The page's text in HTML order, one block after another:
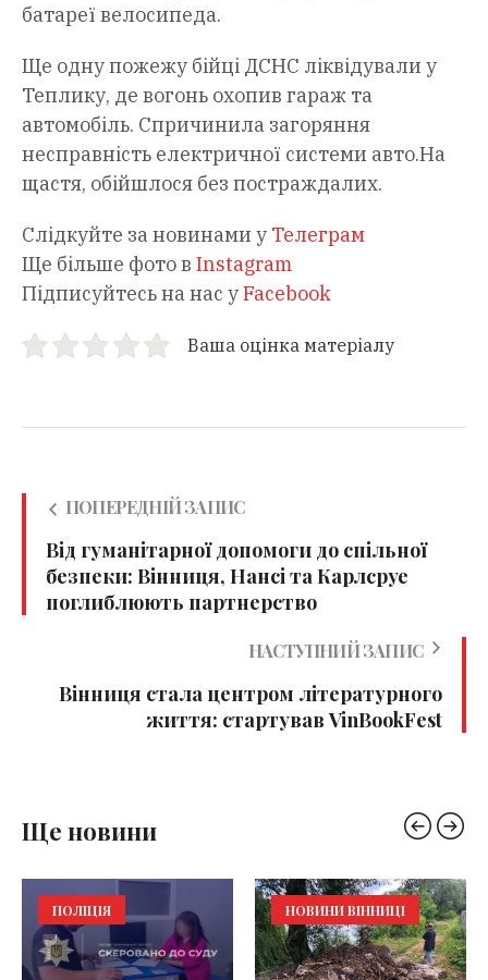
батареї велосипеда.
Ще одну пожежу бійці ДСНС ліквідували у
Теплику, де вогонь охопив гараж та
автомобіль. Спричинила загоряння
несправність електричної системи авто.На
щастя, обійшлося без постраждалих.
Слідкуйте за новинами у Телеграм
Ще більше фото в Instagram
Підписуйтесь на нас уFacebook
Ваша оцінка матеріалу
ПОПЕРЕДНІЙ ЗАПИС
Від гуманітарної допомоги до спільної
безпеки: Вінниця, Нансі та Карлсруе
поглиблюють партнерство
НАСТУПНИЙ ЗАПИС
Вінниця стала центром літературного
життя: стартував VinBookFest
Ще новини
ПОЛІЦІЯ НОВИНИ ВІННИЦІ